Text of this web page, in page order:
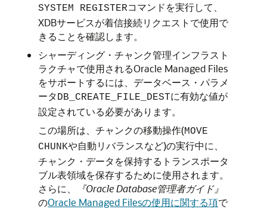
SYSTEM REGISTERコマンドを実行して、
XDBサービスが着信接続リクエストで使用で
きることを確認します。
シャーディング・チャンク管理インフラスト
ラクチャで使用されるOracle Managed Files
をサポートするには、データベース・パラメ
ータDB_CREATE_FILE_DESTに有効な値が
設定されている必要があります。
この場所は、チャンクの移動操作(MOVE
CHUNKや自動リバランスなど)の実行中に、
チャンク・データを保持するトランスポータ
ブル表領域を保存するために使用されます。
さらに、
『Oracle Database管理者ガイド』
のOracle Managed Filesの使用に関する項で